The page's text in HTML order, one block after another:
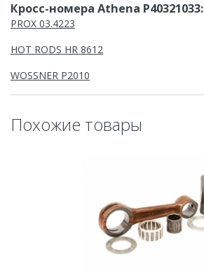
Кросс-номера Athena P40321033:
PROX 03.4223
HOT RODS HR 8612
WOSSNER P2010
Похожие товары